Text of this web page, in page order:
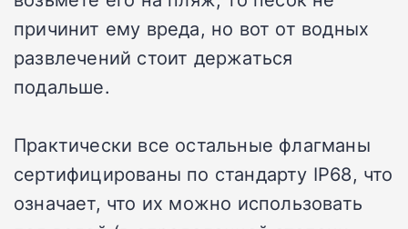
причинит ему вреда, но вот от водных
развлечений стоит держаться
подальше.
Практически все остальные флагманы
сертифицированы по стандарту IP68, что
означает, что их можно использовать